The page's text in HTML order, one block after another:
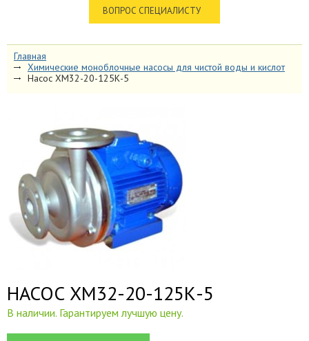
ВОПРОС СПЕЦИАЛИСТУ
Главная
Химические моноблочные насосы для чистой воды и кислот
Насос ХМ32-20-125К-5
НАСОС ХМ32-20-125К-5
В наличии. Гарантируем лучшую цену.